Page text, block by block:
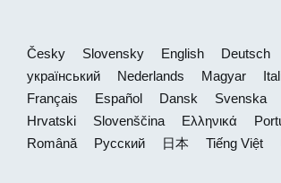
Česky Slovensky English Deutsch
український
Nederlands Magyar
Français
Español Dansk Svenska
Hrvatski
Slovenščina Ελληνικά
Română
Русский 日本 Tiếng Việt